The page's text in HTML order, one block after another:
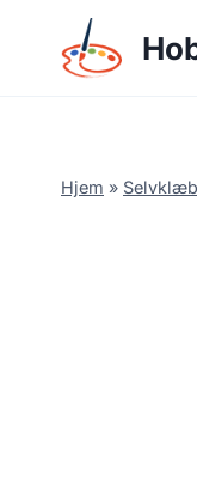
content
Hjem »